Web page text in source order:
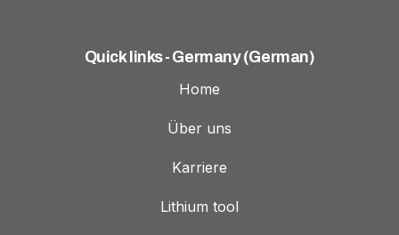
Quick links - Germany (German)
Home
Über uns
Karriere
Lithium tool